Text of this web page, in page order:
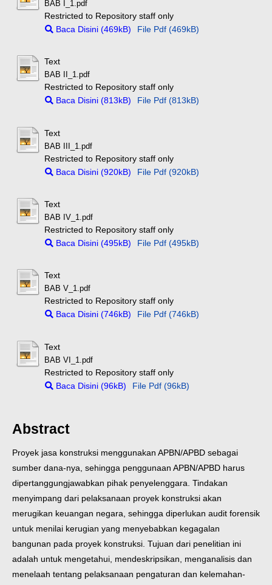
BAB I_1.pdf
Restricted to Repository staff only
Baca Disini (469kB)
File Pdf (469kB)
Text
BAB II_1.pdf
Restricted to Repository staff only
Baca Disini (813kB)
File Pdf (813kB)
Text
BAB III_1.pdf
Restricted to Repository staff only
Baca Disini (920kB)
File Pdf (920kB)
Text
BAB IV_1.pdf
Restricted to Repository staff only
Baca Disini (495kB)
File Pdf (495kB)
Text
BAB V_1.pdf
Restricted to Repository staff only
Baca Disini (746kB)
File Pdf (746kB)
Text
BAB VI_1.pdf
Restricted to Repository staff only
Baca Disini (96kB)
File Pdf (96kB)
Abstract
Proyek jasa konstruksi menggunakan APBN/APBD sebagai
sumber dana-nya, sehingga penggunaan APBN/APBD harus
dipertanggungjawabkan pihak penyelenggara. Tindakan
menyimpang dari pelaksanaan proyek konstruksi akan
merugikan keuangan negara, sehingga diperlukan audit forensik
untuk menilai kerugian yang menyebabkan kegagalan
bangunan pada proyek konstruksi. Tujuan dari penelitian ini
adalah untuk mengetahui, mendeskripsikan, menganalisis dan
menelaah tentang pelaksanaan pengaturan dan kelemahan-